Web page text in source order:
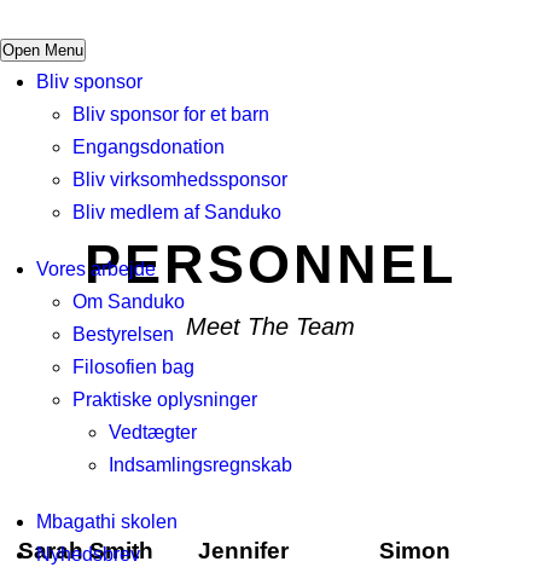
Open Menu
Bliv sponsor
Bliv sponsor for et barn
Engangsdonation
Bliv virksomhedssponsor
Bliv medlem af Sanduko
Vores arbejde
Om Sanduko
Bestyrelsen
Filosofien bag
Praktiske oplysninger
Vedtægter
Indsamlingsregnskab
Mbagathi skolen
Nyhedsbrev
PERSONNEL
Meet The Team
Sarah Smith
Jennifer
Simon